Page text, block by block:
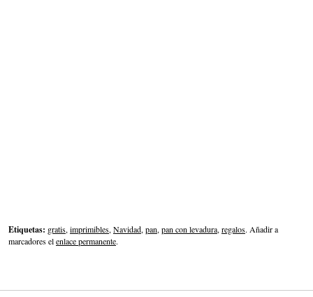
Etiquetas: gratis, imprimibles, Navidad, pan, pan con levadura, regalos. Añadir a
marcadores elenlace permanente.